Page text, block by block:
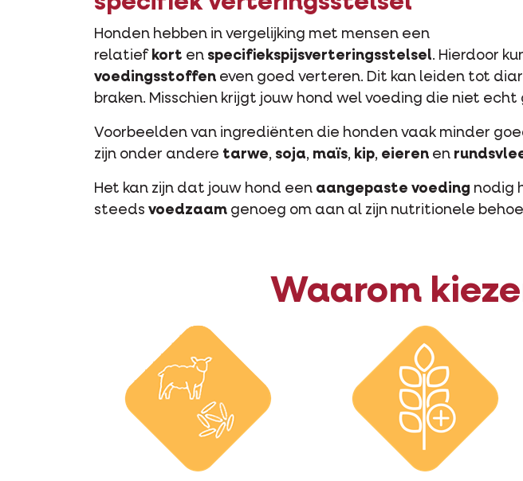
Honden hebben in vergelijking met mensen een
relatief kort en specifiekspijsverteringsstelsel. Hierdoor
voedingsstoffen even goed verteren. Dit kan leiden tot
braken. Misschien krijgt jouw hond wel voeding die niet echt
Voorbeelden van ingrediënten die honden vaak minder
zijn onder andere tarwe, soja, maïs, kip, eieren en
Het kan zijn dat jouw hond een aangepaste voeding nodig
steeds voedzaam genoeg om aan al zijn nutritionele
Waarom